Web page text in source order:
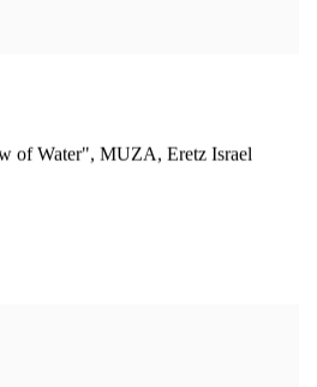
of Water", MUZA, Eretz Israel